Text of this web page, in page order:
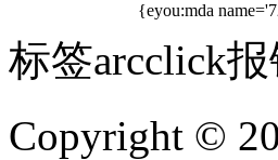
{eyou:mda
标签arcclick
Copyright ©